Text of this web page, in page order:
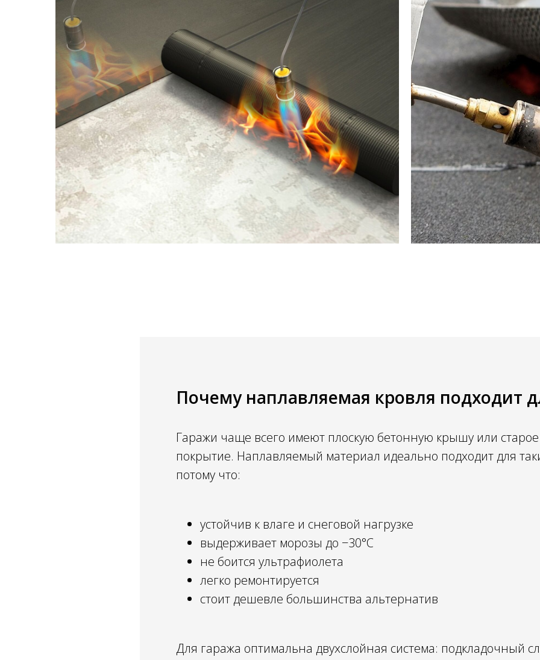
Почему наплавляемая кровля подходит
Гаражи чаще всего имеют плоскую бетонную крышу или
покрытие. Наплавляемый материал идеально подходит для
потому что:
устойчив к влаге и снеговой нагрузке
выдерживает морозы до −30°C
не боится ультрафиолета
легко ремонтируется
стоит дешевле большинства альтернатив
Для гаража оптимальна двухслойная система: подкладочный